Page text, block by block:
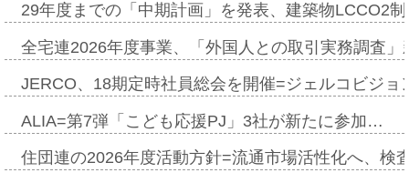
29年度までの「中期計画」を発表、建築物LCCO2
全宅連2026年度事業、「外国人との取引実務調査
JERCO、18期定時社員総会を開催=ジェルコビジ
ALIA=第7弾「こども応援PJ」3社が新たに参加…
住団連の2026年度活動方針=流通市場活性化へ、検